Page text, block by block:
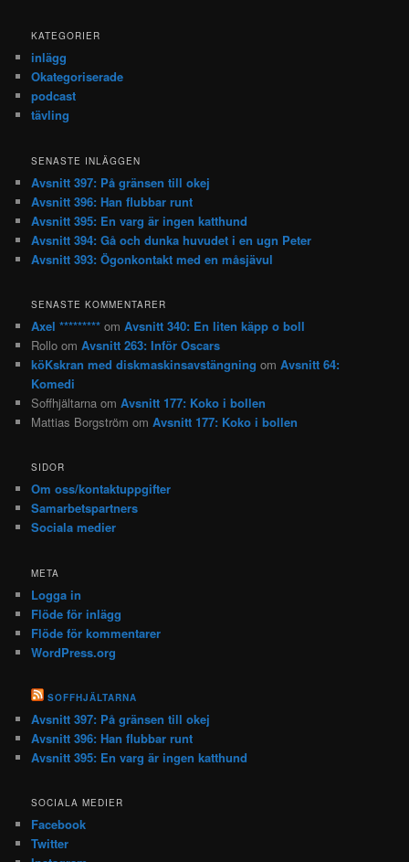
KATEGORIER
inlägg
Okategoriserade
podcast
tävling
SENASTE INLÄGGEN
Avsnitt 397: På gränsen till okej
Avsnitt 396: Han flubbar runt
Avsnitt 395: En varg är ingen katthund
Avsnitt 394: Gå och dunka huvudet i en ugn Peter
Avsnitt 393: Ögonkontakt med en måsjävul
SENASTE KOMMENTARER
Axel ********* omAvsnitt 340: En liten käpp o boll
Rollo omAvsnitt 263: Inför Oscars
köKskran med diskmaskinsavstängning omAvsnitt 64:
Komedi
Soffhjältarna omAvsnitt 177: Koko i bollen
Mattias Borgström omAvsnitt 177: Koko i bollen
SIDOR
Om oss/kontaktuppgifter
Samarbetspartners
Sociala medier
META
Logga in
Flöde för inlägg
Flöde för kommentarer
WordPress.org
SOFFHJÄLTARNA
Avsnitt 397: På gränsen till okej
Avsnitt 396: Han flubbar runt
Avsnitt 395: En varg är ingen katthund
SOCIALA MEDIER
Facebook
Twitter